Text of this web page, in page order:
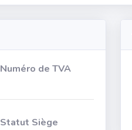
Numéro de TVA
Statut Siège